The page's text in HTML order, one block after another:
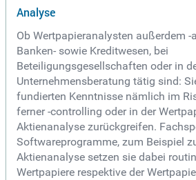
Analyse
Ob Wertpapieranalysten außerdem
Banken- sowie Kreditwesen, bei
Beteiligungsgesellschaften oder in
Unternehmensberatung tätig sind:
fundierten Kenntnisse nämlich im
ferner -controlling oder in der
Aktienanalyse zurückgreifen.
Softwareprogramme, zum Beispiel
Aktienanalyse setzen sie dabei
Wertpapiere respektive der